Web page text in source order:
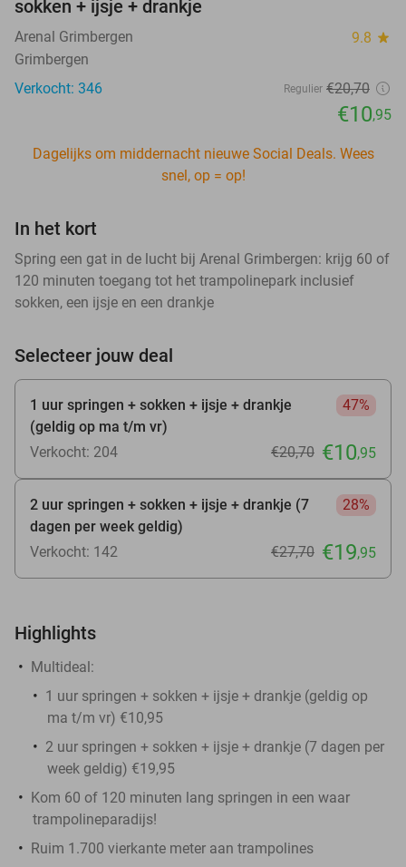
sokken + ijsje + drankje
Arenal Grimbergen 9.8 star
Grimbergen
Verkocht: 346
Regulier €20,70
€10,95
Dagelijks om middernacht nieuwe Social Deals. Wees
snel, op = op!
In het kort
Spring een gat in de lucht bij Arenal Grimbergen: krijg 60 of
120 minuten toegang tot het trampolinepark inclusief
sokken, een ijsje en een drankje
Selecteer jouw deal
1 uur springen + sokken + ijsje + drankje
(geldig op ma t/m vr)
47%
Verkocht: 204 €20,70 €10,95
2 uur springen + sokken + ijsje + drankje (7
dagen per week geldig)
28%
Verkocht: 142 €27,70 €19,95
Highlights
Multideal:
1 uur springen + sokken + ijsje + drankje (geldig op
ma t/m vr) €10,95
2 uur springen + sokken + ijsje + drankje (7 dagen per
week geldig) €19,95
Kom 60 of 120 minuten lang springen in een waar
trampolineparadijs!
Ruim 1.700 vierkante meter aan trampolines